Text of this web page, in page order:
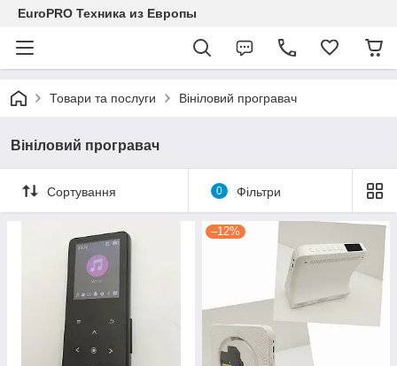
EuroPRO Техника из Европы
Товари та послуги Вініловий програвач
Вініловий програвач
Сортування 0 Фільтри
–12%